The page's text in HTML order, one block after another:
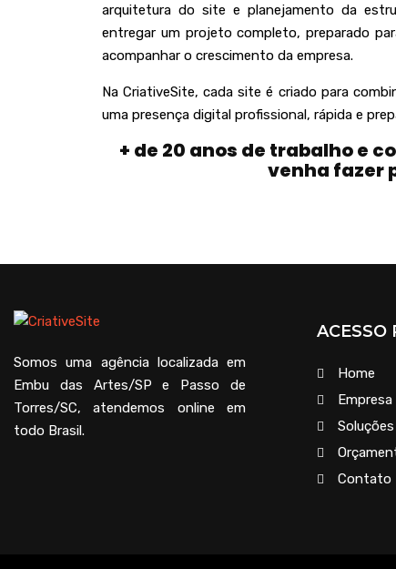
arquitetura do site e planejamento da
entregar um projeto completo, preparado
acompanhar o crescimento da empresa.
Na CriativeSite, cada site é criado para
uma presença digital profissional, rápida e
+ de 20 anos de trabalho e
venha fazer
Somos uma agência localizada em
Embu das Artes/SP e Passo de
Torres/SC, atendemos online em
todo Brasil.
ACESSO
Home
Empresa
Soluções
Contato